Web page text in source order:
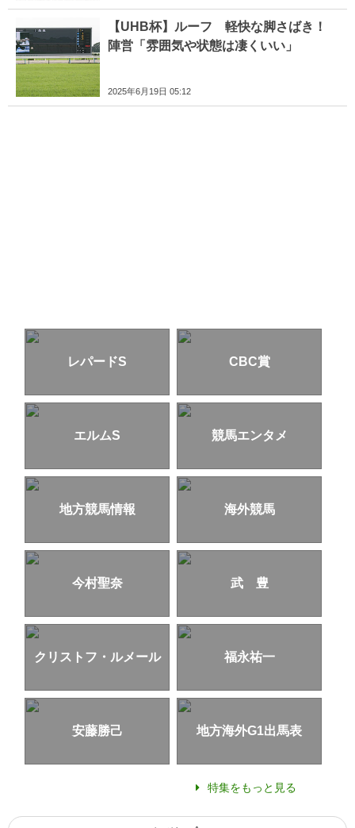
【UHB杯】ルーフ 軽快な脚さばき！
陣営「雰囲気や状態は凄くいい」
2025年6月19日 05:12
レパードS CBC賞
エルムS 競馬エンタメ
地方競馬情報 海外競馬
今村聖奈 武 豊
クリストフ・ルメール 福永祐一
安藤勝己 地方海外G1出馬表
特集をもっと見る